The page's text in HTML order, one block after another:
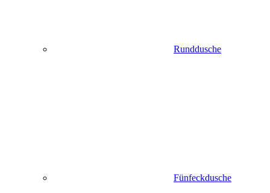
Runddusche
Fünfeckdusche